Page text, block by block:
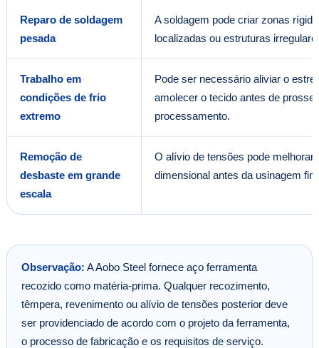
Reparo de soldagem
pesada
A soldagem pode criar zonas
localizadas ou estruturas
Trabalho em
condições de frio
extremo
Pode ser necessário aliviar o
amolecer o tecido antes de
processamento.
Remoção de
desbaste em grande
escala
O alívio de tensões pode melhorar
dimensional antes da usinagem
Observação: A Aobo Steel fornece aço ferramenta
recozido como matéria-prima. Qualquer recozimento,
têmpera, revenimento ou alívio de tensões posterior deve
ser providenciado de acordo com o projeto da ferramenta,
o processo de fabricação e os requisitos de serviço.